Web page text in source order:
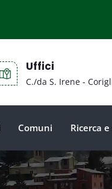
Uffici
C./da S. Irene -
Comuni Ricerca